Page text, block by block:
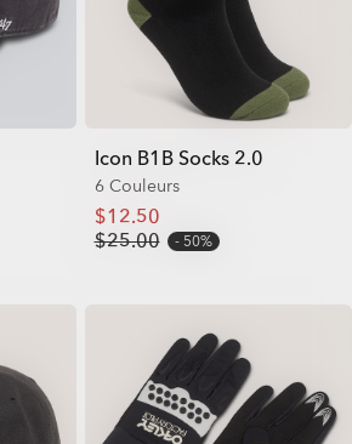
Icon B1B Socks 2.0
6 Couleurs
$12.50
$25.00
50%